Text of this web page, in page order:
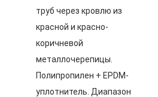
труб через кровлю из
красной и красно-
коричневой
металлочерепицы.
Полипропилен + EPDM-
уплотнитель. Диапазон